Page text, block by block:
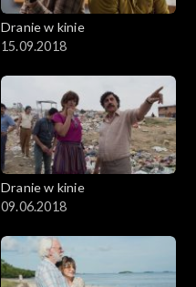
Dranie w kinie
15.09.2018
Dranie w kinie
09.06.2018